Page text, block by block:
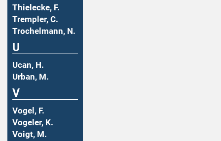
Thielecke, F.
Trempler, C.
Trochelmann, N.
U
Ucan, H.
Urban, M.
V
Vogel, F.
Vogeler, K.
Voigt, M.